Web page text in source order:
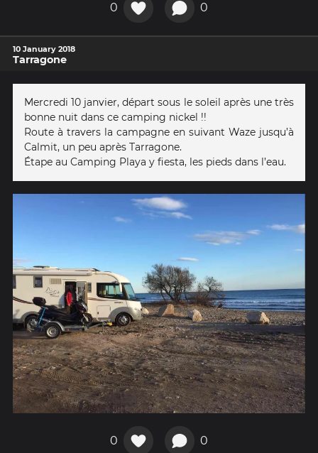
0 0
10 January 2018
Tarragone
Mercredi 10 janvier, départ sous le soleil après une très
bonne nuit dans ce camping nickel !!
Route à travers la campagne en suivant Waze jusqu’à
Calmit, un peu après Tarragone.
Étape au Camping Playa y fiesta, les pieds dans l’eau.
0 0